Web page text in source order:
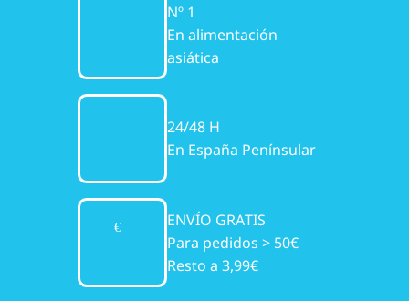
Nº 1
En alimentación
asiática
24/48 H
En España Penínsular
ENVÍO GRATIS
Para pedidos > 50€
Resto a 3,99€